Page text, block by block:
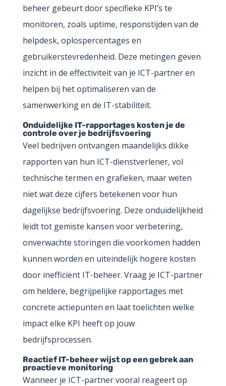
beheer gebeurt door specifieke KPI’s te
monitoren, zoals uptime, responstijden van de
helpdesk, oplospercentages en
gebruikerstevredenheid. Deze metingen geven
inzicht in de effectiviteit van je ICT-partner en
helpen bij het optimaliseren van de
samenwerking en de IT-stabiliteit.
Onduidelijke IT-rapportages kosten je de
controle over je bedrijfsvoering
Veel bedrijven ontvangen maandelijks dikke
rapporten van hun ICT-dienstverlener, vol
technische termen en grafieken, maar weten
niet wat deze cijfers betekenen voor hun
dagelijkse bedrijfsvoering. Deze onduidelijkheid
leidt tot gemiste kansen voor verbetering,
onverwachte storingen die voorkomen hadden
kunnen worden en uiteindelijk hogere kosten
door inefficiënt IT-beheer. Vraag je ICT-partner
om heldere, begrijpelijke rapportages met
concrete actiepunten en laat toelichten welke
impact elke KPI heeft op jouw
bedrijfsprocessen.
Reactief IT-beheer wijst op een gebrek aan
proactieve monitoring
Wanneer je ICT-partner vooral reageert op